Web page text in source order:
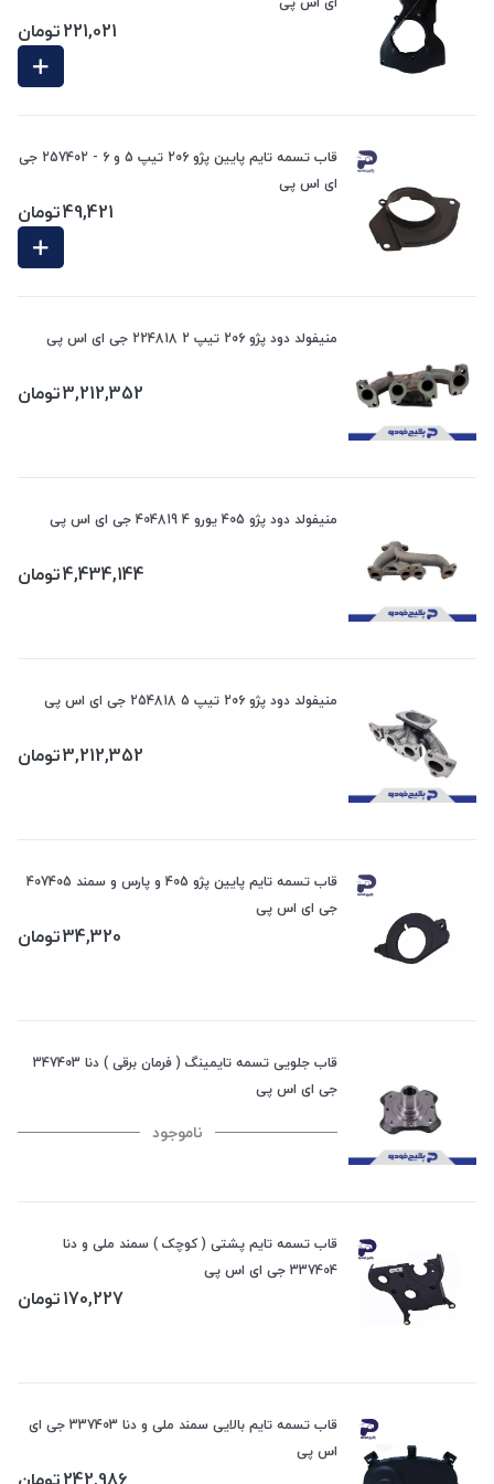
221,021تومان
قاب تسمه تایم پایین پژو 206 تیپ 5 و 6 - 257402 جی
ای اس پی
49,421تومان
منیفولد دود پژو 206 تیپ 2 224818 جی ای اس پی
3,212,352تومان
منیفولد دود پژو 405 یورو 4 404819 جی ای اس پی
4,434,144تومان
منیفولد دود پژو 206 تیپ 5 254818 جی ای اس پی
3,212,352تومان
قاب تسمه تایم پایین پژو 405 و پارس و سمند 407405
جی ای اس پی
34,320تومان
قاب جلویی تسمه تایمینگ ( فرمان برقی ) دنا 347403
جی ای اس پی
ناموجود
قاب تسمه تایم پشتی ( کوچک ) سمند ملی و دنا
337404 جی ای اس پی
170,227تومان
قاب تسمه تایم بالایی سمند ملی و دنا 337403 جی ای
اس پی